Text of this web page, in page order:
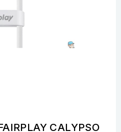
CALYPSO